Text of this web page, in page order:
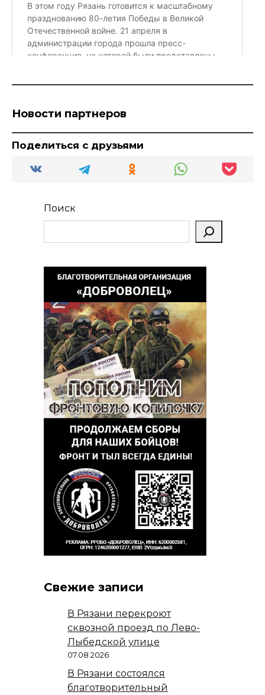
Новости партнеров
Поделиться с друзьями
Поиск
Свежие записи
В Рязани перекроют
сквозной проезд по Лево-
Лыбедской улице
07.08.2026
В Рязани состоялся
благотворительный